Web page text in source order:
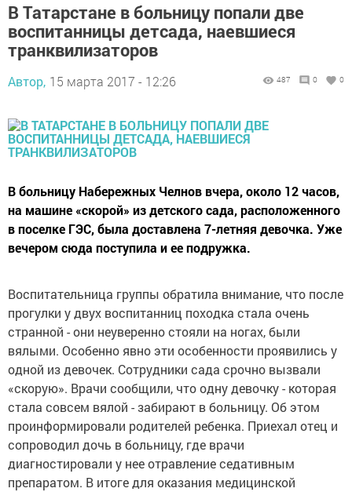
В Татарстане в больницу попали две
воспитанницы детсада, наевшиеся
транквилизаторов
Автор, 15 марта 2017 - 12:26 487 0 0
В больницу Набережных Челнов вчера, около 12 часов,
на машине «скорой» из детского сада, расположенного
в поселке ГЭС, была доставлена 7-летняя девочка. Уже
вечером сюда поступила и ее подружка.
Воспитательница группы обратила внимание, что после
прогулки у двух воспитанниц походка стала очень
странной - они неуверенно стояли на ногах, были
вялыми. Особенно явно эти особенности проявились у
одной из девочек. Сотрудники сада срочно вызвали
«скорую». Врачи сообщили, что одну девочку - которая
стала совсем вялой - забирают в больницу. Об этом
проинформировали родителей ребенка. Приехал отец и
сопроводил дочь в больницу, где врачи
диагностировали у нее отравление седативным
препаратом. В итоге для оказания медицинской